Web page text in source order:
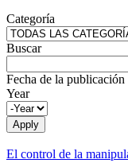
Categoría
Buscar
Fecha de la publicación
Year
El control de la